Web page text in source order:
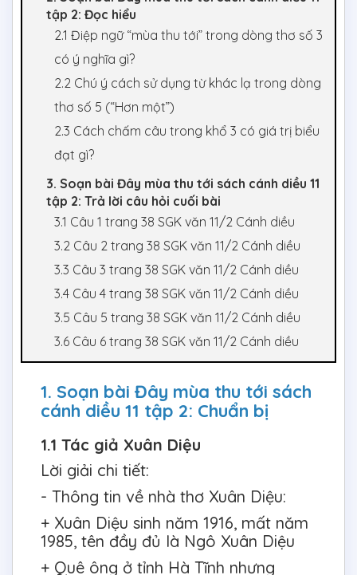
tập 2: Đọc hiểu
2.1 Điệp ngữ “mùa thu tới” trong dòng thơ số 3
có ý nghĩa gì?
2.2 Chú ý cách sử dụng từ khác lạ trong dòng
thơ số 5 (“Hơn một”)
2.3 Cách chấm câu trong khổ 3 có giá trị biểu
đạt gì?
3. Soạn bài Đây mùa thu tới sách cánh diều 11
tập 2: Trả lời câu hỏi cuối bài
3.1 Câu 1 trang 38 SGK văn 11/2 Cánh diều
3.2 Câu 2 trang 38 SGK văn 11/2 Cánh diều
3.3 Câu 3 trang 38 SGK văn 11/2 Cánh diều
3.4 Câu 4 trang 38 SGK văn 11/2 Cánh diều
3.5 Câu 5 trang 38 SGK văn 11/2 Cánh diều
3.6 Câu 6 trang 38 SGK văn 11/2 Cánh diều
1. Soạn bài Đây mùa thu tới sách
cánh diều 11 tập 2: Chuẩn bị
1.1 Tác giả Xuân Diệu
Lời giải chi tiết:
- Thông tin về nhà thơ Xuân Diệu:
+ Xuân Diệu sinh năm 1916, mất năm
1985, tên đầy đủ là Ngô Xuân Diệu
+ Quê ông ở tỉnh Hà Tĩnh nhưng